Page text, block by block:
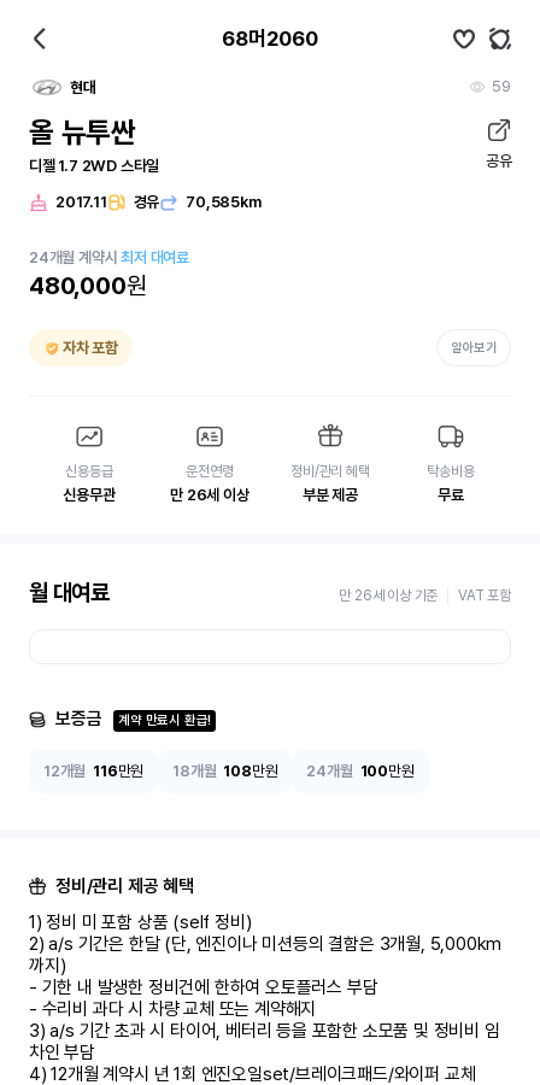
68머2060
현대 59
올 뉴투싼
디젤 1.7 2WD 스타일 공유
2017.11 경유 70,585km
24개월 계약시최저 대여료
480,000원
자차 포함 알아보기
신용등급
신용무관
운전연령
만 26세 이상
정비/관리 혜택
부분 제공
탁송비용
무료
월 대여료 만 26세 이상 기준 VAT 포함
보증금 계약 만료시 환급!
12개월 116만원 18개월 108만원 24개월 100만원
정비/관리 제공 혜택
1) 정비 미 포함 상품 (self 정비)
2) a/s 기간은 한달 (단, 엔진이나 미션등의 결함은 3개월, 5,000km
까지)
- 기한 내 발생한 정비건에 한하여 오토플러스 부담
- 수리비 과다 시 차량 교체 또는 계약해지
3) a/s 기간 초과 시 타이어, 베터리 등을 포함한 소모품 및 정비비 임
차인 부담
4) 12개월 계약시 년 1회 엔진오일set/브레이크패드/와이퍼 교체